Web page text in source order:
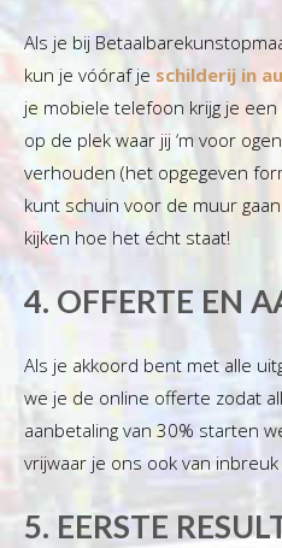
Als je bij
kun je vóóraf je schilderij in
je mobiele telefoon krijg je
op de plek waar jij ‘m voor
verhouden (het opgegeven
kunt schuin voor de muur
kijken hoe het écht staat!
4. OFFERTE EN
Als je akkoord bent met alle
we je de online offerte zodat
aanbetaling van 30% starten
vrijwaar je ons ook van
5. EERSTE